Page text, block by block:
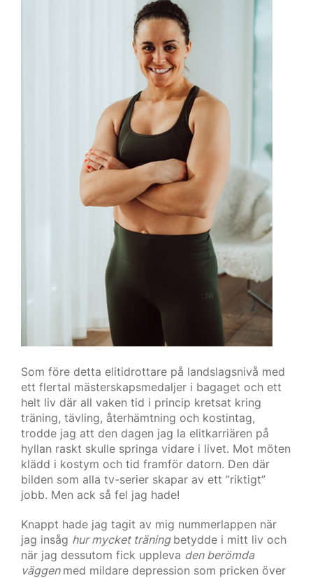
Som före detta elitidrottare på landslagsnivå med
ett flertal mästerskapsmedaljer i bagaget och ett
helt liv där all vaken tid i princip kretsat kring
träning, tävling, återhämtning och kostintag,
trodde jag att den dagen jag la elitkarriären på
hyllan raskt skulle springa vidare i livet. Mot möten
klädd i kostym och tid framför datorn. Den där
bilden som alla tv-serier skapar av ett ”riktigt”
jobb. Men ack så fel jag hade!
Knappt hade jag tagit av mig nummerlappen när
jag insåg hur mycket träning betydde i mitt liv och
när jag dessutom fick uppleva den berömda
väggen med mildare depression som pricken över